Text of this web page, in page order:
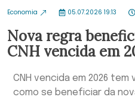
Economia 05.07.2026 19:13
Nova regra
CNH vencida em
CNH vencida em 2026
como se beneficiar da